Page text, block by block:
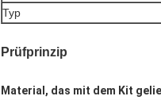
Typ
Prüfprinzip
Material, das mit dem Kit